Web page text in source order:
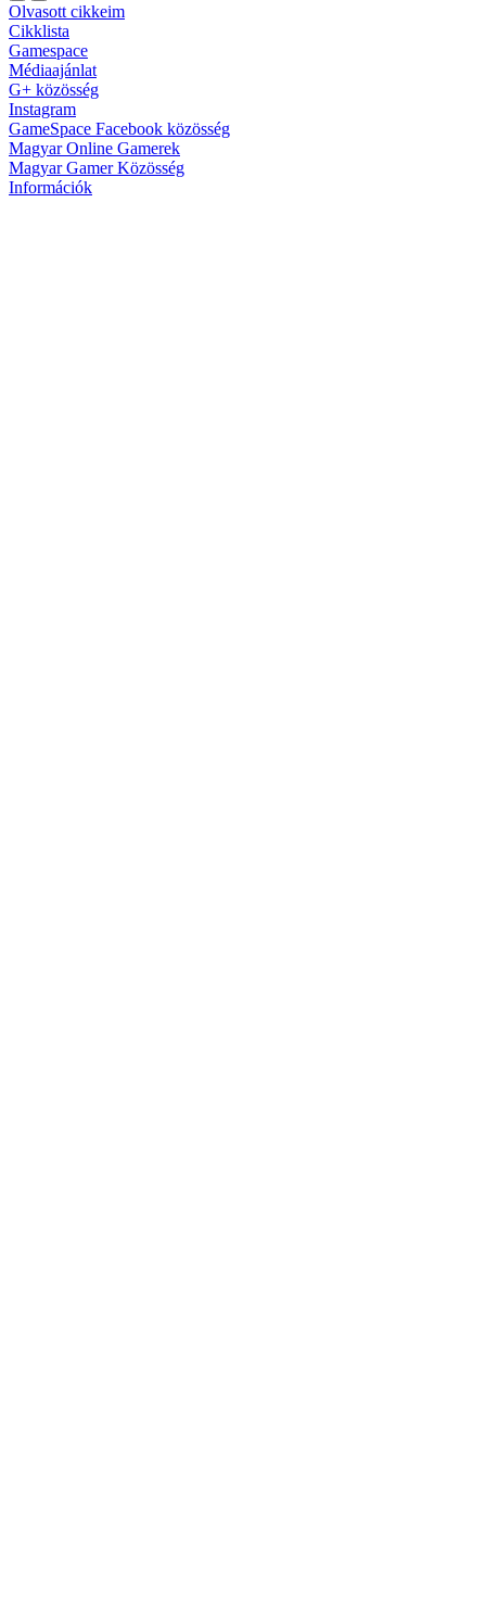
Olvasott cikkeim
Cikklista
Gamespace
Médiaajánlat
G+ közösség
Instagram
GameSpace Facebook közösség
Magyar Online Gamerek
Magyar Gamer Közösség
Információk